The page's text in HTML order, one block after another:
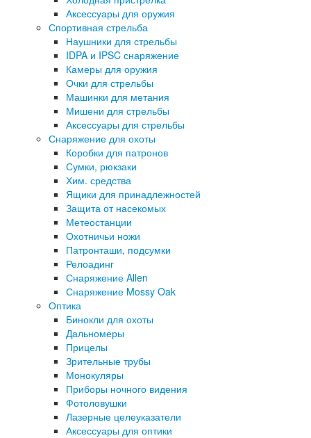
Аксессуары для оружия
Спортивная стрельба
Наушники для стрельбы
IDPA и IPSC снаряжение
Камеры для оружия
Очки для стрельбы
Машинки для метания
Мишени для стрельбы
Аксессуары для стрельбы
Снаряжение для охоты
Коробки для патронов
Сумки, рюкзаки
Хим. средства
Ящики для принадлежностей
Защита от насекомых
Метеостанции
Охотничьи ножи
Патронташи, подсумки
Релоадинг
Снаряжение Allen
Снаряжение Mossy Oak
Оптика
Бинокли для охоты
Дальномеры
Прицелы
Зрительные трубы
Монокуляры
Приборы ночного видения
Фотоловушки
Лазерные целеуказатели
Аксессуары для оптики